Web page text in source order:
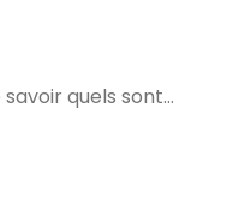
quels sont…